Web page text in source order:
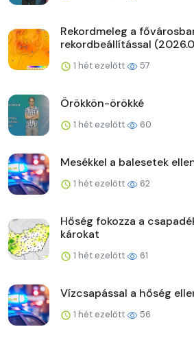
Rekordmeleg a
rekordbeállítással
1 hét ezelőtt 57
Örökkön-örökké
1 hét ezelőtt 60
Mesékkel a balesetek
1 hét ezelőtt 62
Hőség fokozza a
károkat
1 hét ezelőtt 61
Vízcsapással a hőség
1 hét ezelőtt 56